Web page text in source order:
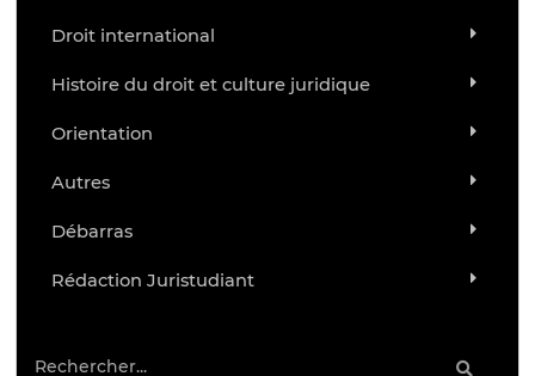
Droit international
Histoire du droit et culture juridique
Orientation
Autres
Débarras
Rédaction Juristudiant